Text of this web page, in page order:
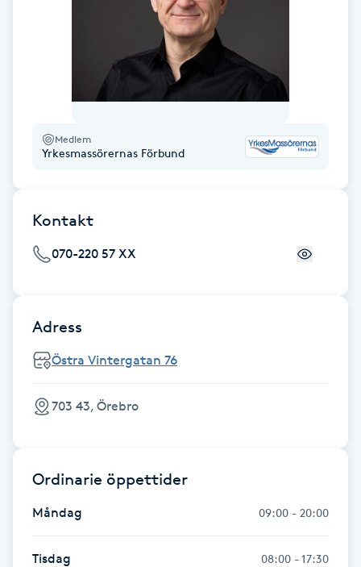
Faceliftmassage
Fet hårbotten
Fettreducering
Fibromassage
Fillers
Fotmassage
Fransborttagning
Fransfärgning
Medlem
Yrkesmassörernas Förbund
Kontakt
070-220 57 XX
Adress
Östra Vintergatan 76
703 43, Örebro
Ordinarie öppettider
Måndag 09:00 - 20:00
Tisdag 08:00 - 17:30